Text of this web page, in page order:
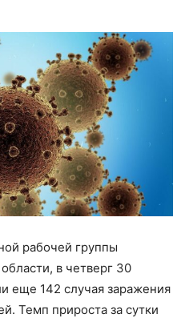
рабочей группы
в четверг 30
еще 142 случая заражения
Темп прироста за сутки